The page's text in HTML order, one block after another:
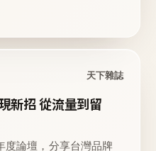
天下雜誌
新招 從流量到留
度論壇，分享台灣品牌